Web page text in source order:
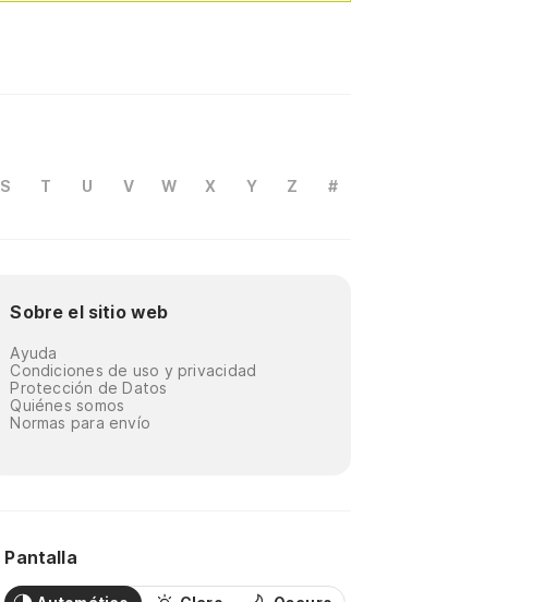
S T U V W X Y Z #
Sobre el sitio web
Ayuda
Condiciones de uso y privacidad
Protección de Datos
Quiénes somos
Normas para envío
Pantalla